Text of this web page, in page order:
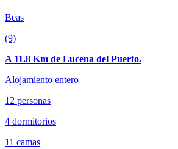
Beas
(9)
A 11.8 Km de Lucena del Puerto.
Alojamiento entero
12 personas
4 dormitorios
11 camas